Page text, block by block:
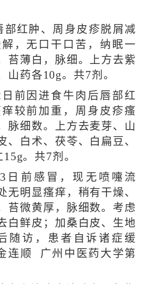
部红肿、周身皮疹脱屑减
，无口干口苦，纳眠一
苔薄白，脉细。上方去紫
山药各10g。共7剂。
前因进食牛肉后唇部红
较前加重，周身皮疹瘙
脉细数。上方去麦芽、山
、白术、茯苓、白扁豆、
。共7剂。
日前感冒，现无喷嚏流
无明显瘙痒，稍有干燥、
苔微黄厚，脉细数。考虑
白鲜皮；加桑白皮、生地
随访，患者自诉诸症缓
连顺 广州中医药大学第